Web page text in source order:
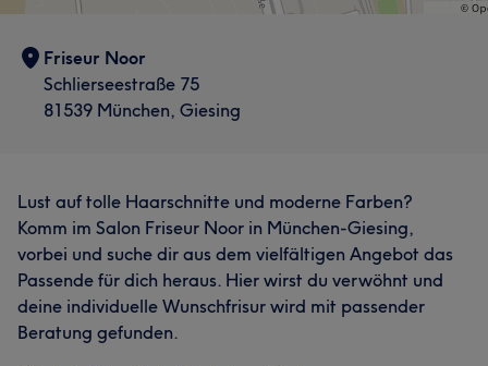
Friseur Noor
Schlierseestraße 75
81539 München, Giesing
Lust auf tolle Haarschnitte und moderne Farben?
Komm im Salon Friseur Noor in München-Giesing,
vorbei und suche dir aus dem vielfältigen Angebot das
Passende für dich heraus. Hier wirst du verwöhnt und
deine individuelle Wunschfrisur wird mit passender
Beratung gefunden.